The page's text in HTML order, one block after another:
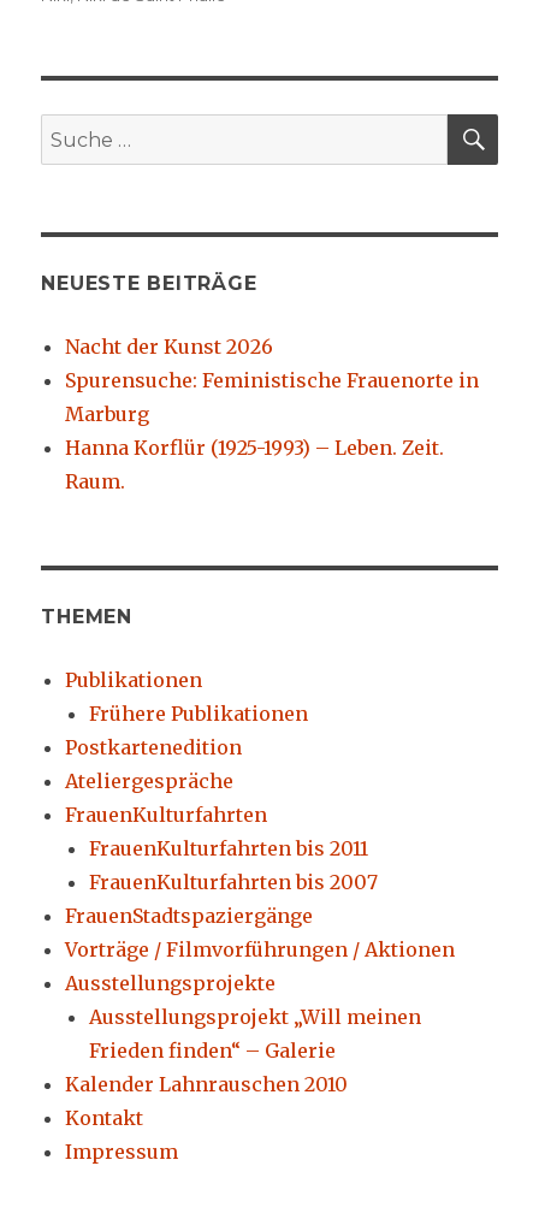
Suche
nach:
NEUESTE BEITRÄGE
Nacht der Kunst 2026
Spurensuche: Feministische Frauenorte in
Marburg
Hanna Korflür (1925-1993) – Leben. Zeit.
Raum.
THEMEN
Publikationen
Frühere Publikationen
Postkartenedition
Ateliergespräche
FrauenKulturfahrten
FrauenKulturfahrten bis 2011
FrauenKulturfahrten bis 2007
FrauenStadtspaziergänge
Vorträge / Filmvorführungen / Aktionen
Ausstellungsprojekte
Ausstellungsprojekt „Will meinen
Frieden finden“ – Galerie
Kalender Lahnrauschen 2010
Kontakt
Impressum